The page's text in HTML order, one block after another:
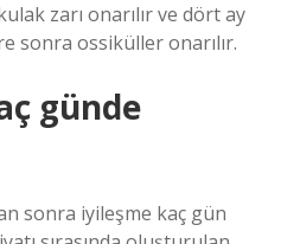
zarı onarılır ve dört ay
sonra ossiküller onarılır.
günde
sonra iyileşme kaç gün